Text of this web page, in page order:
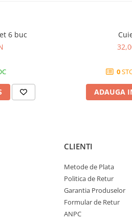
6 buc
0
ADAUGA
CLIENTI
Metode de Plata
Politica de Retur
Garantia Produselor
Formular de Retur
ANPC